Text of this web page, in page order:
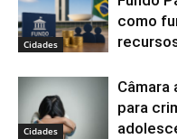
Cidades
como
Cidades
Câmara
para